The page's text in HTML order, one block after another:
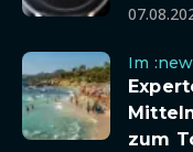
Im
zum